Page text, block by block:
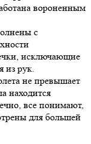
вороненным
с
исключающие
из рук.
не превышает
находится
все понимают,
для большей